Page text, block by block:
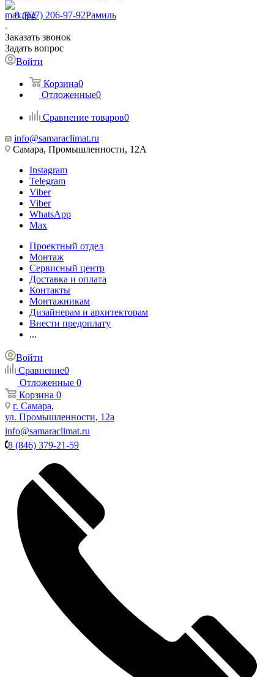
8 (927) 206-97-92Рамиль
Заказать звонок
Задать вопрос
Войти
Корзина0
Отложенные0
Сравнение товаров0
info@samaraclimat.ru
Самара, Промышленности, 12А
Instagram
Telegram
Viber
Viber
WhatsApp
Max
Проектный отдел
Монтаж
Сервисный центр
Доставка и оплата
Контакты
Монтажникам
Дизайнерам и архитекторам
Внести предоплату
...
Войти
Сравнение0
Отложенные 0
Корзина 0
г. Самара,
ул. Промышленности, 12а
info@samaraclimat.ru
8 (846) 379-21-59